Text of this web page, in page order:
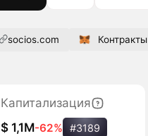
socios.com Контракты
Капитализация
$ 1,1M-62% #3189